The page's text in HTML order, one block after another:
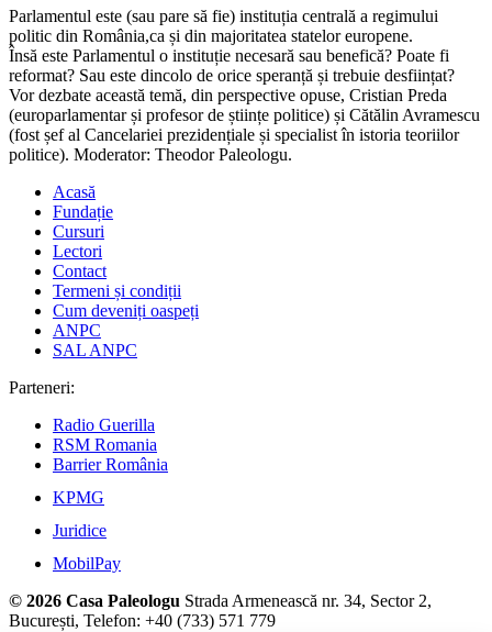
Parlamentul este (sau pare să fie) instituția centrală a regimului
politic din România,ca și din majoritatea statelor europene.
Însă este Parlamentul o instituție necesară sau benefică? Poate fi
reformat? Sau este dincolo de orice speranță și trebuie desființat?
Vor dezbate această temă, din perspective opuse, Cristian Preda
(europarlamentar și profesor de științe politice) și Cătălin Avramescu
(fost șef al Cancelariei prezidențiale și specialist în istoria teoriilor
politice). Moderator: Theodor Paleologu.
Acasă
Fundație
Cursuri
Lectori
Contact
Termeni și condiții
Cum deveniți oaspeți
ANPC
SAL ANPC
Parteneri:
Radio Guerilla
RSM Romania
Barrier România
KPMG
Juridice
MobilPay
© 2026 Casa Paleologu Strada Armenească nr. 34, Sector 2,
București, Telefon: +40 (733) 571 779